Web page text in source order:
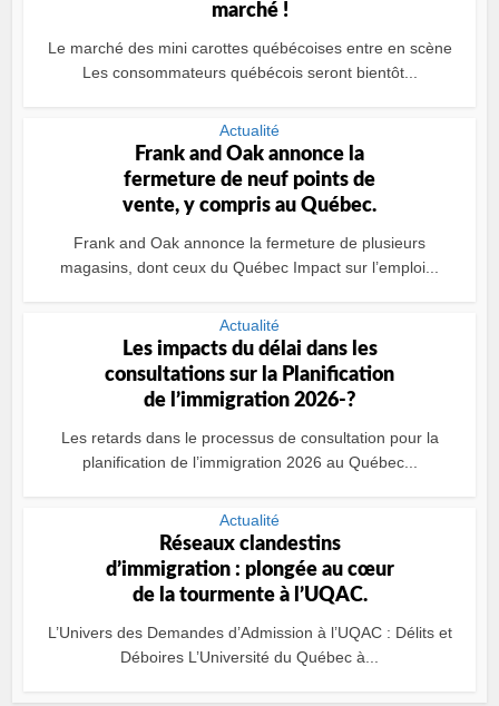
marché !
Le marché des mini carottes québécoises entre en scène
Les consommateurs québécois seront bientôt...
Actualité
Frank and Oak annonce la
fermeture de neuf points de
vente, y compris au Québec.
Frank and Oak annonce la fermeture de plusieurs
magasins, dont ceux du Québec Impact sur l’emploi...
Actualité
Les impacts du délai dans les
consultations sur la Planification
de l’immigration 2026-?
Les retards dans le processus de consultation pour la
planification de l’immigration 2026 au Québec...
Actualité
Réseaux clandestins
d’immigration : plongée au cœur
de la tourmente à l’UQAC.
L’Univers des Demandes d’Admission à l’UQAC : Délits et
Déboires L’Université du Québec à...